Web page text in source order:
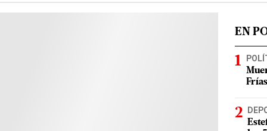
EN
Frías